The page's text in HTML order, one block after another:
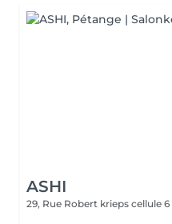
ASHI
29, Rue Robert krieps cellule 6